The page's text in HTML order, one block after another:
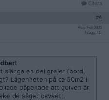
Citera
#4
Reg: Feb 2025
Inlägg: 711
en del grejer (bord,
Lägenheten på ca 50m2 i
påpekade att golven är
de säger oavsett.